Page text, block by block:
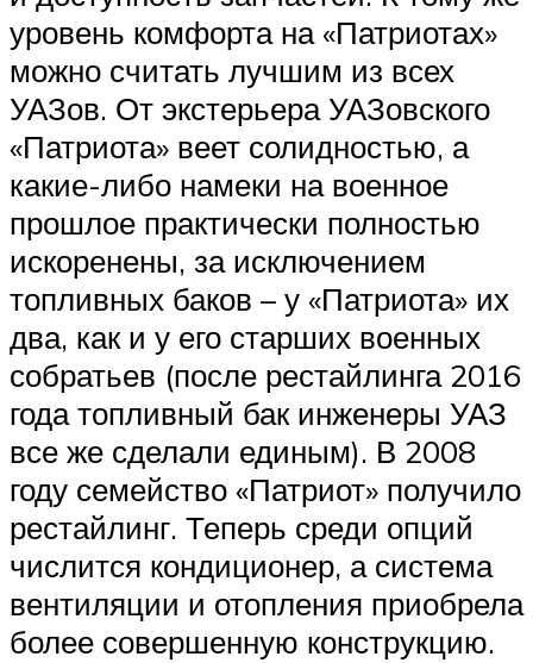
уровень комфорта на «Патриотах»
можно считать лучшим из всех
УАЗов. От экстерьера УАЗовского
«Патриота» веет солидностью, а
какие-либо намеки на военное
прошлое практически полностью
искоренены, за исключением
топливных баков – у «Патриота» их
два, как и у его старших военных
собратьев (после рестайлинга 2016
года топливный бак инженеры УАЗ
все же сделали единым). В 2008
году семейство «Патриот» получило
рестайлинг. Теперь среди опций
числится кондиционер, а система
вентиляции и отопления приобрела
более совершенную конструкцию.